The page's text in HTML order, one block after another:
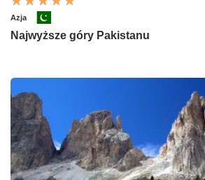
Azja
Najwyższe góry Pakistanu